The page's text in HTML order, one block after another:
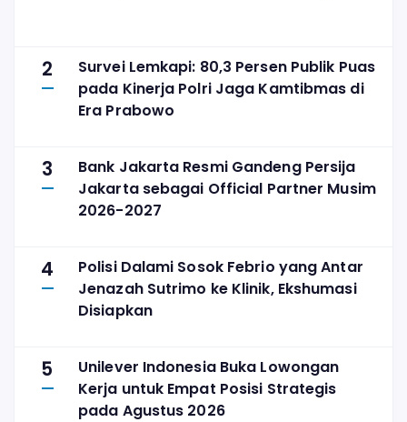
2
Survei Lemkapi: 80,3 Persen Publik Puas
pada Kinerja Polri Jaga Kamtibmas di
Era Prabowo
3
Bank Jakarta Resmi Gandeng Persija
Jakarta sebagai Official Partner Musim
2026-2027
4
Polisi Dalami Sosok Febrio yang Antar
Jenazah Sutrimo ke Klinik, Ekshumasi
Disiapkan
5
Unilever Indonesia Buka Lowongan
Kerja untuk Empat Posisi Strategis
pada Agustus 2026